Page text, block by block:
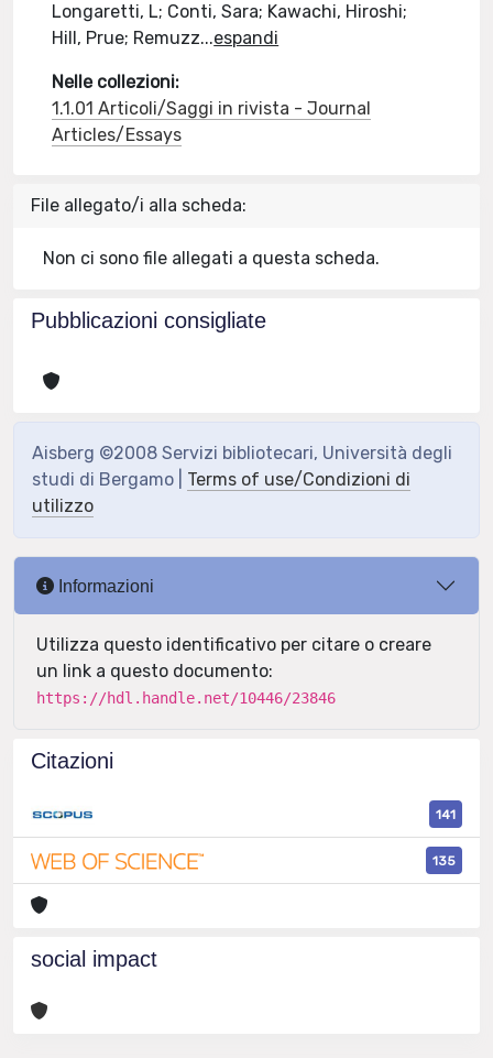
Longaretti, L; Conti, Sara; Kawachi, Hiroshi;
Hill, Prue; Remuzz...espandi
Nelle collezioni:
1.1.01 Articoli/Saggi in rivista - Journal
Articles/Essays
File allegato/i alla scheda:
Non ci sono file allegati a questa scheda.
Pubblicazioni consigliate
Aisberg ©2008 Servizi bibliotecari, Università degli
studi di Bergamo | Terms of use/Condizioni di
utilizzo
Informazioni
Utilizza questo identificativo per citare o creare
un link a questo documento:
https://hdl.handle.net/10446/23846
Citazioni
141
135
social impact